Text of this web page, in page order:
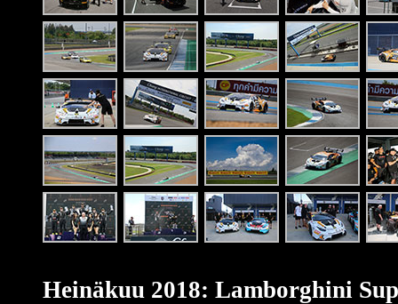
Heinäkuu 2018: Lamborghini